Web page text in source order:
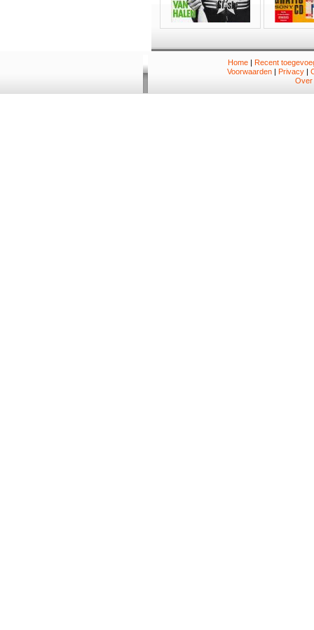
Home| Recent
Voorwaarden | Privacy |
Over